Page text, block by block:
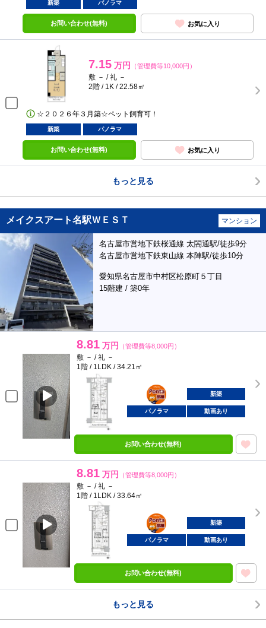
新築 パノラマ
お問い合わせ(無料) お気に入り
7.15 万円 （管理費等10,000円）
敷 － / 礼 －
2階 / 1K / 22.58㎡
☆２０２６年３月築☆ペット飼育可！
新築 パノラマ
お問い合わせ(無料) お気に入り
もっと見る
メイクスアート名駅ＷＥＳＴ マンション
名古屋市営地下鉄桜通線 太閤通駅/徒歩9分
名古屋市営地下鉄東山線 本陣駅/徒歩10分
愛知県名古屋市中村区松原町５丁目
15階建 / 築0年
8.81 万円 （管理費等8,000円）
敷 － / 礼 －
1階 / 1LDK / 34.21㎡
ポンタ
部屋
新築
パノラマ 動画あり
お問い合わせ(無料)
8.81 万円 （管理費等8,000円）
敷 － / 礼 －
1階 / 1LDK / 33.64㎡
ポンタ
部屋
新築
パノラマ 動画あり
お問い合わせ(無料)
もっと見る